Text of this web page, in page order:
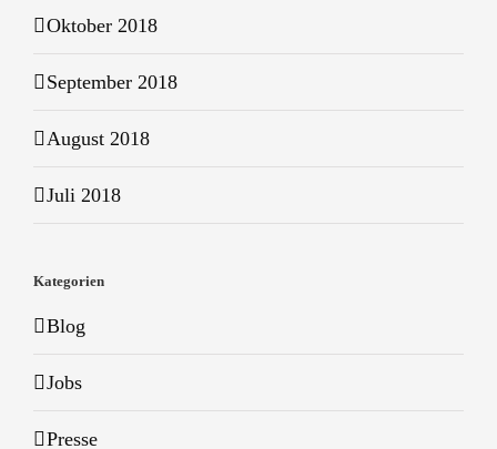
Oktober 2018
September 2018
August 2018
Juli 2018
Kategorien
Blog
Jobs
Presse